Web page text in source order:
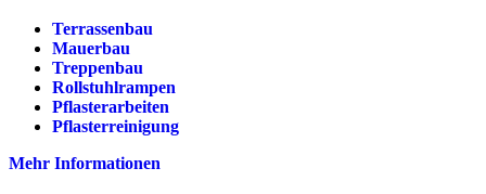
Terrassenbau
Mauerbau
Treppenbau
Rollstuhlrampen
Pflasterarbeiten
Pflasterreinigung
Mehr Informationen